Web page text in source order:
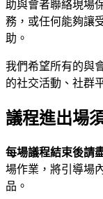
助與會者聯絡現場
務，或任何能夠讓
助。
我們希望所有的與
的社交活動、社群
議程進出場
每場議程結束後請
場作業，將引導場
品。